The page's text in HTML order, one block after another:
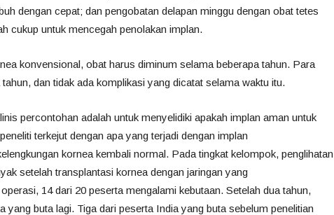
dengan cepat; dan pengobatan delapan minggu dengan obat tetes
cukup untuk mencegah penolakan implan.
konvensional, obat harus diminum selama beberapa tahun. Para
dan tidak ada komplikasi yang dicatat selama waktu itu.
percontohan adalah untuk menyelidiki apakah implan aman untuk
terkejut dengan apa yang terjadi dengan implan
kornea kembali normal. Pada tingkat kelompok, penglihatan
setelah transplantasi kornea dengan jaringan yang
14 dari 20 peserta mengalami kebutaan. Setelah dua tahun,
yang buta lagi. Tiga dari peserta India yang buta sebelum penelitian